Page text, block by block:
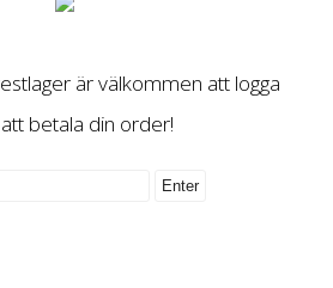
är välkommen att logga
betala din order!